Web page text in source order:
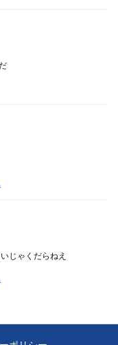
じゃくだらねえ